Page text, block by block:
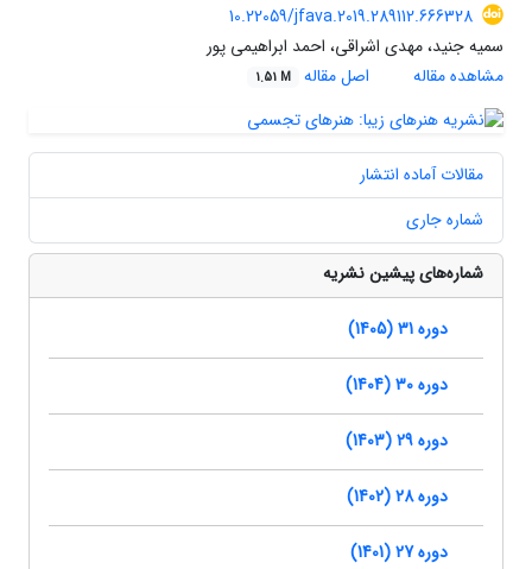
10.22059/jfava.2019.289112.666328
سمیه جنید، مهدی اشراقی، احمد ابراهیمی پور
مشاهده مقاله
اصل مقاله 1.51 M
مقالات آماده انتشار
شماره جاری
شماره‌های پیشین نشریه
دوره 31 (1405)
دوره 30 (1404)
دوره 29 (1403)
دوره 28 (1402)
دوره 27 (1401)